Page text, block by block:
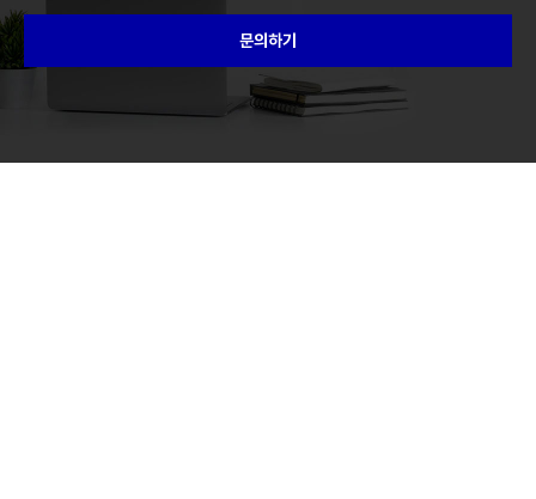
문의하기